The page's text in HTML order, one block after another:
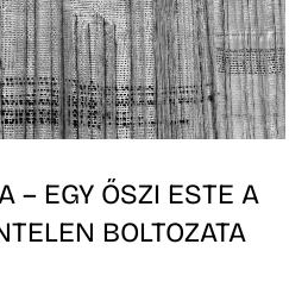
– EGY ŐSZI ESTE A
BOLTOZATA